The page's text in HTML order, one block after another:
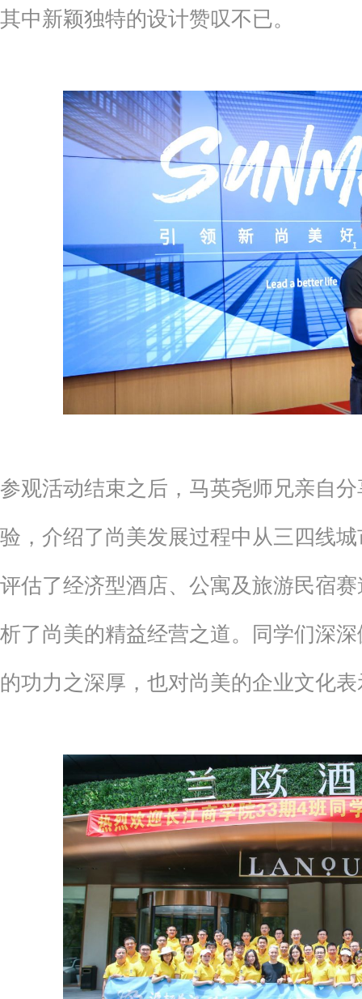
其中新颖独特的设计赞叹不已。
参观活动结束之后，马英尧师兄亲自
验，介绍了尚美发展过程中从三四线
评估了经济型酒店、公寓及旅游民宿
析了尚美的精益经营之道。同学们深
的功力之深厚，也对尚美的企业文化